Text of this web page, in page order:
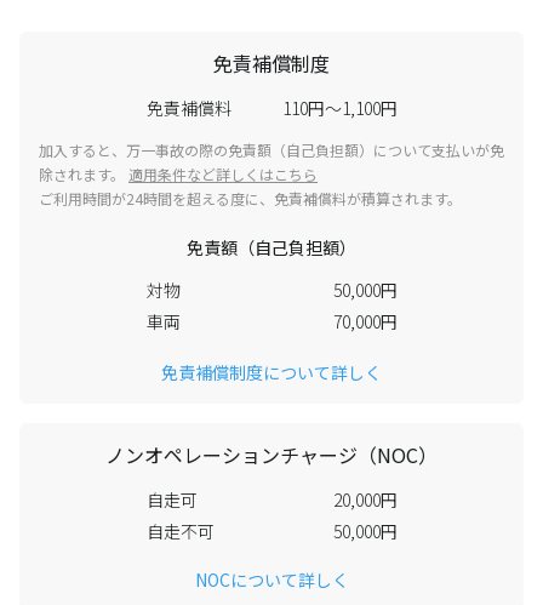
免責補償制度
免責補償料 110円～1,100円
加入すると、万一事故の際の免責額（自己負担額）について支払いが免
除されます。 適用条件など詳しくはこちら
ご利用時間が24時間を超える度に、免責補償料が積算されます。
免責額（自己負担額）
対物
50,000円
車両
70,000円
免責補償制度について詳しく
ノンオペレーションチャージ（NOC）
自走可
20,000円
自走不可
50,000円
NOCについて詳しく